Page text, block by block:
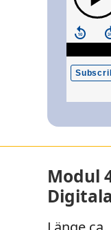
Modul